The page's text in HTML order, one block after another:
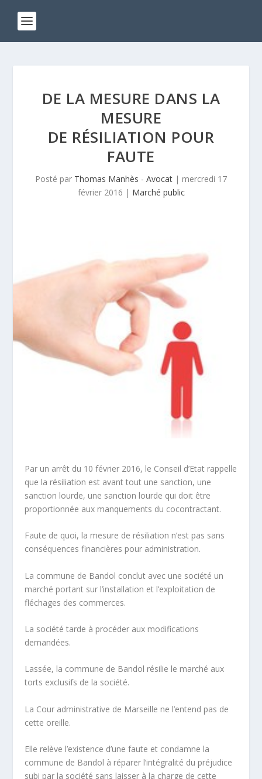
DE LA MESURE DANS LA
MESURE
DE RÉSILIATION POUR
FAUTE
Posté par Thomas Manhès - Avocat | mercredi 17
février 2016 | Marché public
Par un arrêt du 10 février 2016, le Conseil d’Etat rappelle
que la résiliation est avant tout une sanction, une
sanction lourde, une sanction lourde qui doit être
proportionnée aux manquements du cocontractant.
Faute de quoi, la mesure de résiliation n’est pas sans
conséquences financières pour administration.
La commune de Bandol conclut avec une société un
marché portant sur l’installation et l’exploitation de
fléchages des commerces.
La société tarde à procéder aux modifications
demandées.
Lassée, la commune de Bandol résilie le marché aux
torts exclusifs de la société.
La Cour administrative de Marseille ne l’entend pas de
cette oreille.
Elle relève l’existence d’une faute et condamne la
commune de Bandol à réparer l’intégralité du préjudice
subi par la société sans laisser à la charge de cette